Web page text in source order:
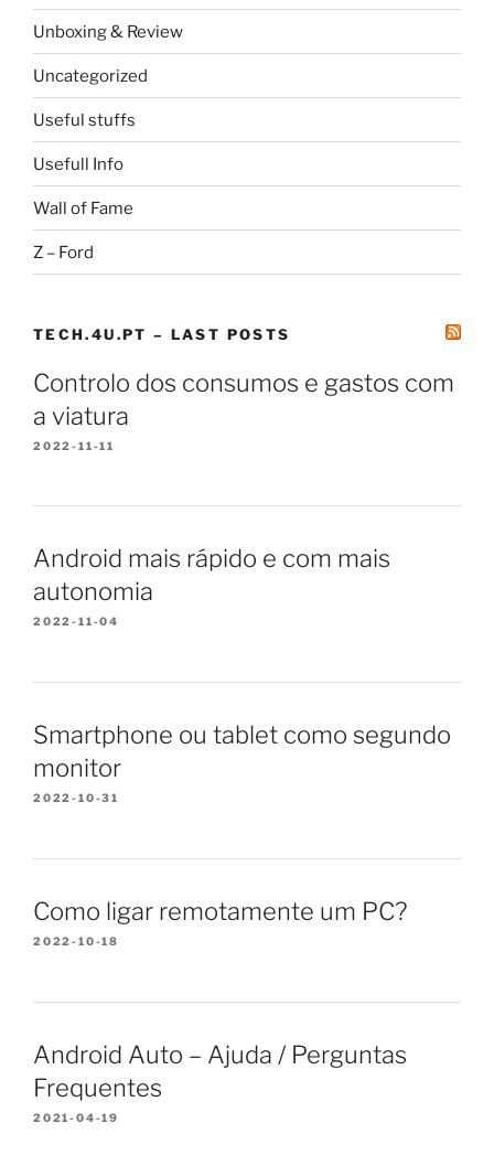
Unboxing & Review
Uncategorized
Useful stuffs
Usefull Info
Wall of Fame
Z – Ford
TECH.4U.PT – LAST POSTS
Controlo dos consumos e gastos com
a viatura
2022-11-11
Android mais rápido e com mais
autonomia
2022-11-04
Smartphone ou tablet como segundo
monitor
2022-10-31
Como ligar remotamente um PC?
2022-10-18
Android Auto – Ajuda / Perguntas
Frequentes
2021-04-19